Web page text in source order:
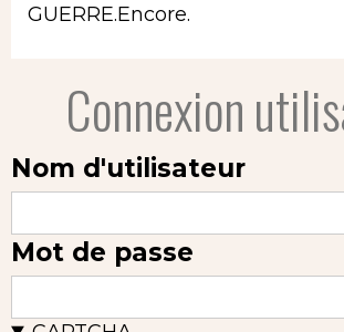
GUERRE.Encore.
Connexion
Nom d'utilisateur
Mot de passe